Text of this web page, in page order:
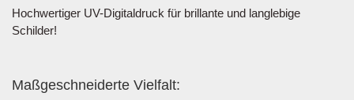
Hochwertiger UV-Digitaldruck für brillante und langlebige
Schilder!
Maßgeschneiderte Vielfalt: